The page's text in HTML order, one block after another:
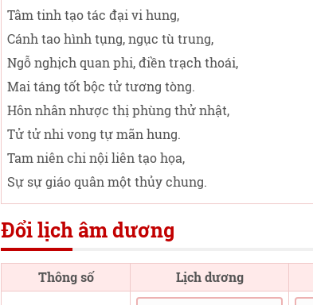
Tâm tinh tạo tác đại vi hung,
Cánh tao hình tụng, ngục tù trung,
Ngỗ nghịch quan phi, điền trạch thoái,
Mai táng tốt bộc tử tương tòng.
Hôn nhân nhược thị phùng thử nhật,
Tử tử nhi vong tự mãn hung.
Tam niên chi nội liên tạo họa,
Sự sự giáo quân một thủy chung.
Đổi lịch âm dương
Thông số Lịch dương